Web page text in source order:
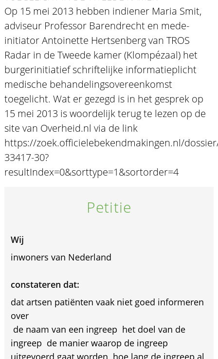
Op 15 mei 2013 hebben indiener Maria Smit,
adviseur Professor Barendrecht en mede-
initiator Antoinette Hertsenberg van TROS
Radar in de Tweede kamer (Klompézaal) het
burgerinitiatief schriftelijke informatieplicht
medische behandelingsovereenkomst
toegelicht. Wat er gezegd is in het gesprek op
15 mei 2013 is woordelijk terug te lezen op de
site van Overheid.nl via de link
https://zoek.officielebekendmakingen.nl/
33417-30?
resultIndex=0&sorttype=1&sortorder=4
Petitie
Wij
inwoners van Nederland
constateren dat:
dat artsen patiënten vaak niet goed informeren
over
 de naam van een ingreep  het doel van de
ingreep  de manier waarop de ingreep
uitgevoerd gaat worden  hoe lang de ingreep al